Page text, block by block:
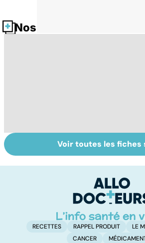
Nos fiches santé
Faire du sport à
domicile, c'est
Don
le
levée
Voir toutes les fiches
RECETTES RAPPEL PRODUIT
LE
CANCER